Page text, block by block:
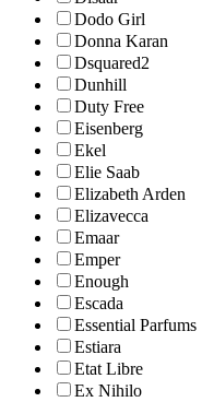
Dodo Girl
Donna Karan
Dsquared2
Dunhill
Duty Free
Eisenberg
Ekel
Elie Saab
Elizabeth Arden
Elizavecca
Emaar
Emper
Enough
Escada
Essential Parfums
Estiara
Etat Libre
Ex Nihilo